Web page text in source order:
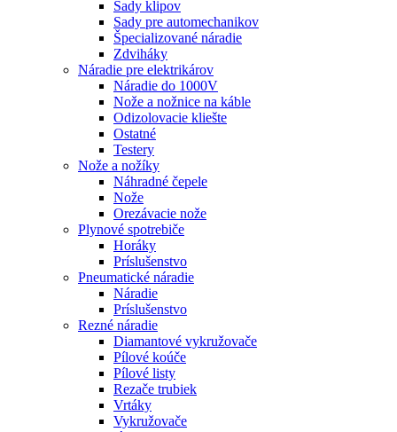
Sady klipov
Sady pre automechanikov
Špecializované náradie
Zdviháky
Náradie pre elektrikárov
Náradie do 1000V
Nože a nožnice na káble
Odizolovacie kliešte
Ostatné
Testery
Nože a nožíky
Náhradné čepele
Nože
Orezávacie nože
Plynové spotrebiče
Horáky
Príslušenstvo
Pneumatické náradie
Náradie
Príslušenstvo
Rezné náradie
Diamantové vykružovače
Pílové koúče
Pílové listy
Rezače trubiek
Vrtáky
Vykružovače